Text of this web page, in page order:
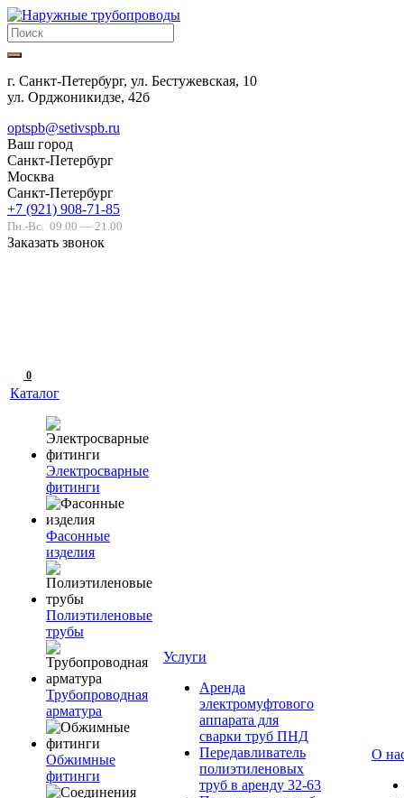
г. Санкт-Петербург, ул. Бестужевская, 10
ул. Орджоникидзе, 42б
optspb@setivspb.ru
Ваш город
Санкт-Петербург
Москва
Санкт-Петербург
+7 (921) 908-71-85
Пн.-Вс. 09.00 — 21.00
Заказать звонок
0
Каталог
Электросварные
фитинги
Фасонные
изделия
Полиэтиленовые
трубы
Трубопроводная
арматура
Обжимные
фитинги
Услуги
Аренда
электромуфтового
аппарата для
сварки труб ПНД
Передавливатель
полиэтиленовых
труб в аренду 32-63
О